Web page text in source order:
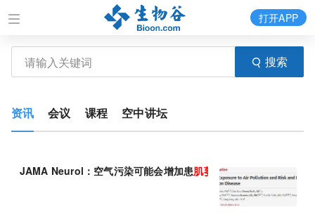
搜索
打开APP
资讯 会议 课程 空中讲坛
JAMA Neurol：空气污染可能会增加患肌萎缩侧